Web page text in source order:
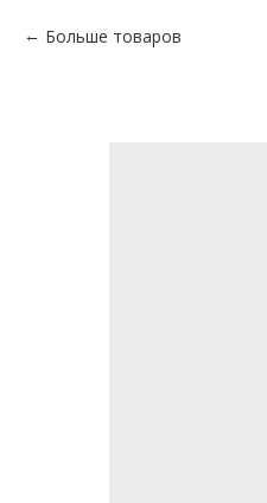
Больше товаров